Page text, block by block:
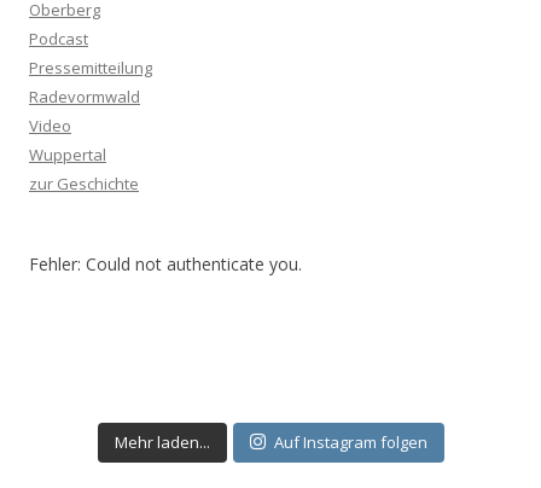
Oberberg
Podcast
Pressemitteilung
Radevormwald
Video
Wuppertal
zur Geschichte
Fehler: Could not authenticate you.
Mehr laden... Auf Instagram folgen